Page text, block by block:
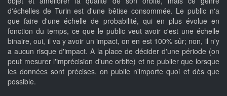
d'échelles de Turin est d'une bêtise consommée. Le public n'a
que faire d'une échelle de probabilité, qui en plus évolue en
fonction du temps, ce que le public veut avoir c'est une échelle
binaire, oui, il va y avoir un impact, on en est 100% sûr; non, il n'y
a aucun risque d'impact. A la place de décider d'une période (on
peut mesurer l'imprécision d'une orbite) et ne publier que lorsque
les données sont précises, on publie n'importe quoi et dès que
possible.